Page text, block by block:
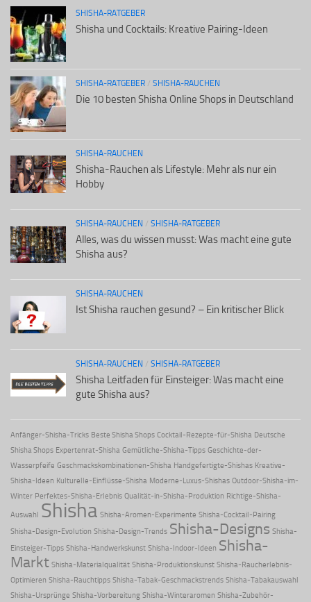
SHISHA-RATGEBER
Shisha und Cocktails: Kreative Pairing-Ideen
SHISHA-RATGEBER / SHISHA-RAUCHEN
Die 10 besten Shisha Online Shops in Deutschland
SHISHA-RAUCHEN
Shisha-Rauchen als Lifestyle: Mehr als nur ein
Hobby
SHISHA-RAUCHEN / SHISHA-RATGEBER
Alles, was du wissen musst: Was macht eine gute
Shisha aus?
SHISHA-RAUCHEN
Ist Shisha rauchen gesund? – Ein kritischer Blick
SHISHA-RAUCHEN / SHISHA-RATGEBER
Shisha Leitfaden für Einsteiger: Was macht eine
gute Shisha aus?
Anfänger-Shisha-Tricks Beste Shisha Shops Cocktail-Rezepte-für-Shisha Deutsche
Shisha Shops Expertenrat-Shisha Gemütliche-Shisha-Tipps Geschichte-der-
Wasserpfeife Geschmackskombinationen-Shisha Handgefertigte-Shishas Kreative-
Shisha-Ideen Kulturelle-Einflüsse-Shisha Moderne-Luxus-Shishas Outdoor-Shisha-im-
Winter Perfektes-Shisha-Erlebnis Qualität-in-Shisha-Produktion Richtige-Shisha-
Auswahl Shisha Shisha-Aromen-Experimente Shisha-Cocktail-Pairing
Shisha-Design-Evolution Shisha-Design-Trends Shisha-Designs Shisha-
Einsteiger-Tipps Shisha-Handwerkskunst Shisha-Indoor-Ideen Shisha-
Markt Shisha-Materialqualität Shisha-Produktionskunst Shisha-Raucherlebnis-
Optimieren Shisha-Rauchtipps Shisha-Tabak-Geschmackstrends Shisha-Tabakauswahl
Shisha-Ursprünge Shisha-Vorbereitung Shisha-Winteraromen Shisha-Zubehör-